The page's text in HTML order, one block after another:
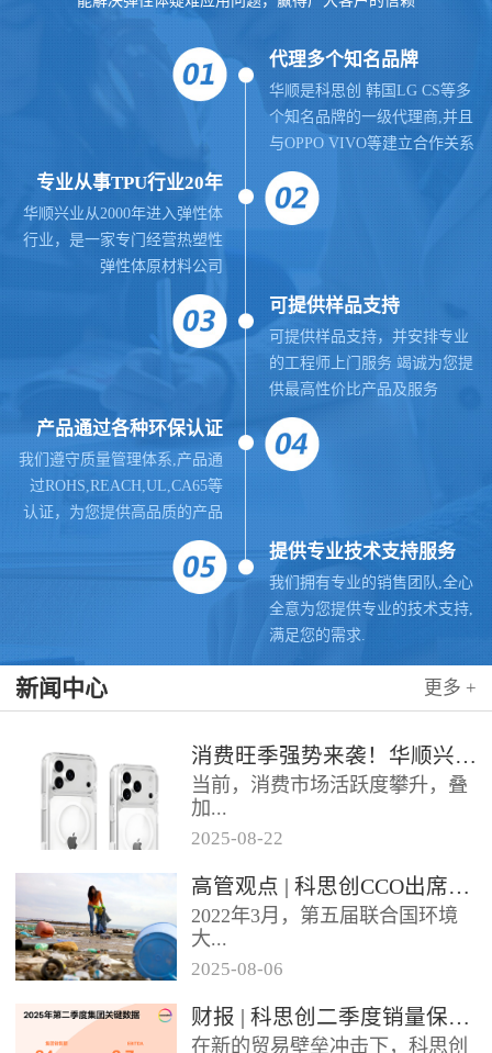
代理多个知名品牌
华顺是科思创 韩国LG CS等多
个知名品牌的一级代理商,并且
与OPPO VIVO等建立合作关系
专业从事TPU行业20年
华顺兴业从2000年进入弹性体
行业，是一家专门经营热塑性
弹性体原材料公司
可提供样品支持
可提供样品支持，并安排专业
的工程师上门服务 竭诚为您提
供最高性价比产品及服务
产品通过各种环保认证
我们遵守质量管理体系, 产品通
过ROHS,REACH,UL,CA65等
认证，为您提供高品质的产品
提供专业技术支持服务
我们拥有专业的销售团队,全心
全意为您提供专业的技术支持,
满足您的需求.
新闻中心 更多 +
消费旺季强势来袭！华顺兴业携手科思创 TPU，为手机护套行业注入破局新动能，抢占市场制高点
当前，消费市场活跃度攀升，叠
加...
各类促销节点临近，手机护套行
业迎来传统销售旺季，市场对高
品质、高性能产品的需求持续走
高。华...
2025-08-22
高管观点 | 科思创CCO出席全球塑料公约大会
2022年3月，第五届联合国环境
大...
会决定成立政府间谈判委员会
（INC），计划通过5次会议在
2025-08-06
财报 | 科思创二季度销量保持稳定，但动荡环境拖累业绩
在新的贸易壁垒冲击下，科思创